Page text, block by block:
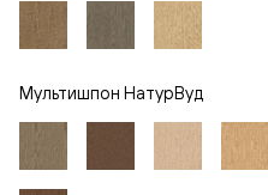
Мультишпон НатурВуд